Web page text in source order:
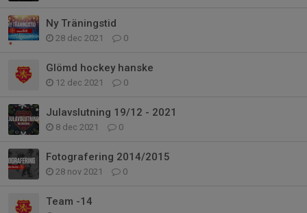
Ny Träningstid
28 dec 2021 0
Glömd hockey hanske
12 dec 2021 0
Julavslutning 19/12 - 2021
8 dec 2021 0
Fotografering 2014/2015
28 nov 2021 0
Team -14